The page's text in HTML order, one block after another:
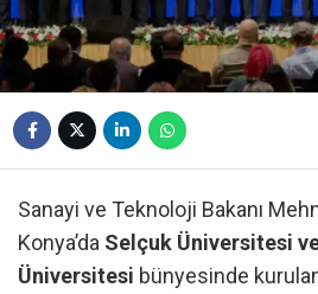
Sanayi ve Teknoloji Bakanı
Konya’da Selçuk Üniversitesi
Üniversitesi bünyesinde